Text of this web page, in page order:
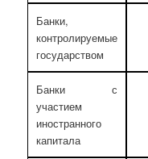
Банки,
контролируемые
государством
Банки с
участием
иностранного
капитала